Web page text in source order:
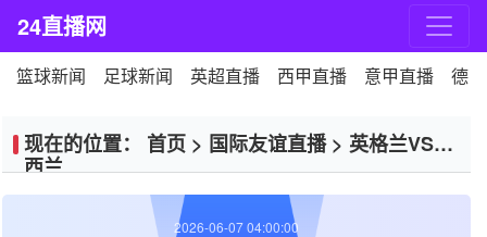
24直播网
篮球新闻 足球新闻 英超直播 西甲直播 意甲直播 德
现在的位置： 首页 > 国际友谊直播> 英格兰VS新
西兰
2026-06-07 04:00:00